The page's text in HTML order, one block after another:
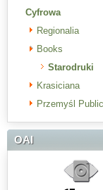
Cyfrowa
Regionalia
Books
Starodruki
Krasiciana
Przemyśl
OAI